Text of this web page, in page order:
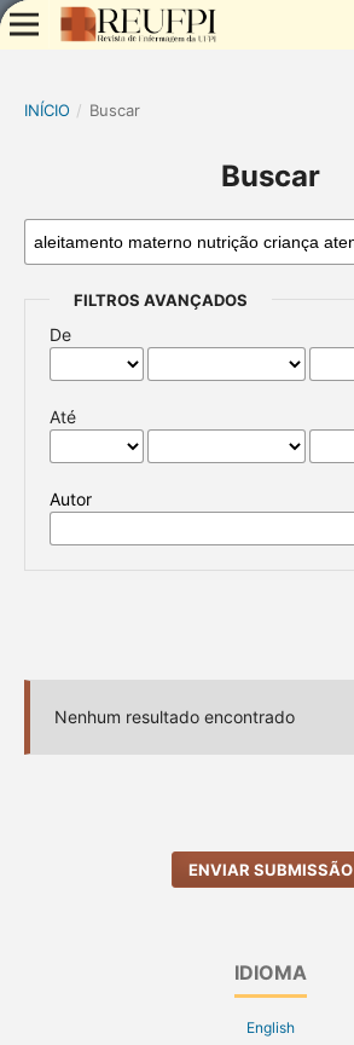
INÍCIO / Buscar
Buscar
FILTROS AVANÇADOS
De
Até
Autor
Nenhum resultado encontrado
ENVIAR SUBMISSÃO
IDIOMA
English